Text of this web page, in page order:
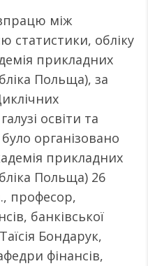
між
статистики, обліку
прикладних
Польща), за
освіти та
організовано
прикладних
Польща) 26
професор,
банківської
Бондарук,
фінансів,